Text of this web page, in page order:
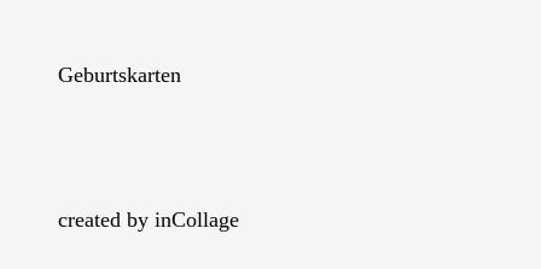
Geburtskarten
created by inCollage